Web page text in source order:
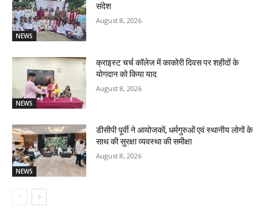
NEWS
संदेश
August 8, 2026
NEWS
क्राइस्ट चर्च कॉलेज में काकोरी दिवस पर शहीदों के
योगदान को किया याद
August 8, 2026
NEWS
डीसीपी पूर्वी ने आयोजकों, धर्मगुरुओं एवं स्थानीय लोगों के
साथ की सुरक्षा व्यवस्था की समीक्षा
August 8, 2026